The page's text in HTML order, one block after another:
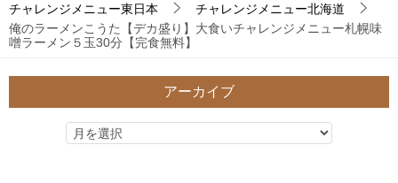
チャレンジメニュー東日本
チャレンジメニュー北海道
俺のラーメンこうた【デカ盛り】大食いチャレンジメニュー札幌味
噌ラーメン５玉30分【完食無料】
アーカイブ